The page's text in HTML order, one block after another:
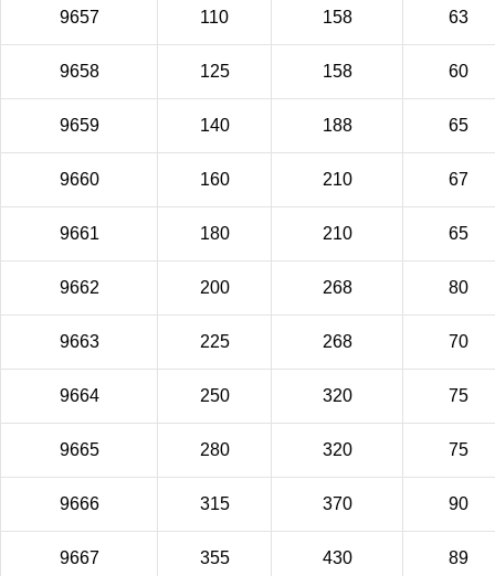
9657 110 158 63
9658 125 158 60
9659 140 188 65
9660 160 210 67
9661 180 210 65
9662 200 268 80
9663 225 268 70
9664 250 320 75
9665 280 320 75
9666 315 370 90
9667 355 430 89